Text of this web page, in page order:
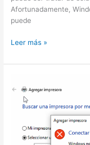
Afortunadamente,
puede
no
desinstalar
aplicacion
windows
Leer más »